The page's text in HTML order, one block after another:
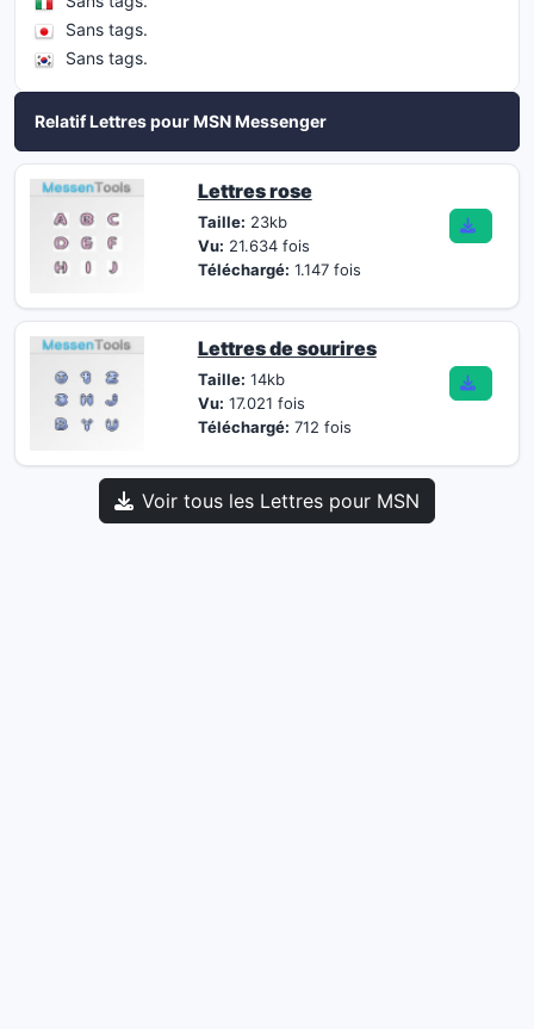
Sans tags.
Sans tags.
Relatif Lettres pour MSN Messenger
Lettres rose
Taille: 23kb
Vu: 21.634 fois
Téléchargé: 1.147 fois
Lettres de sourires
Taille: 14kb
Vu: 17.021 fois
Téléchargé: 712 fois
Voir tous les Lettres pour MSN